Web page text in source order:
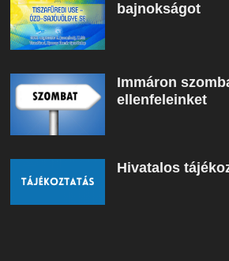
bajnokságot
Immáron
ellenfeleinket
Hivatalos